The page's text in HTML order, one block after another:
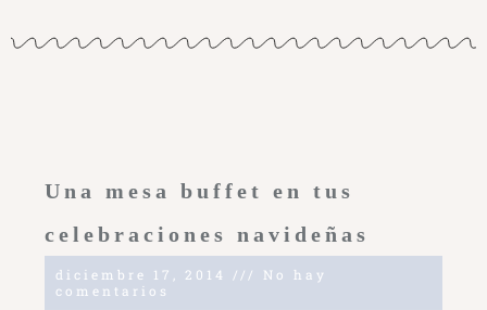
Una mesa buffet en tus
celebraciones navideñas
diciembre 17, 2014
No hay
comentarios